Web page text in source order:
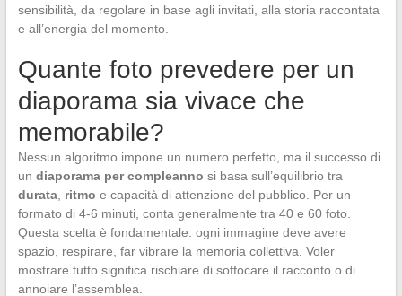
sensibilità, da regolare in base agli invitati, alla storia raccontata
e all’energia del momento.
Quante foto prevedere per un
diaporama sia vivace che
memorabile?
Nessun algoritmo impone un numero perfetto, ma il successo di
un diaporama per compleanno si basa sull’equilibrio tra
durata, ritmo e capacità di attenzione del pubblico. Per un
formato di 4-6 minuti, conta generalmente tra 40 e 60 foto.
Questa scelta è fondamentale: ogni immagine deve avere
spazio, respirare, far vibrare la memoria collettiva. Voler
mostrare tutto significa rischiare di soffocare il racconto o di
annoiare l’assemblea.